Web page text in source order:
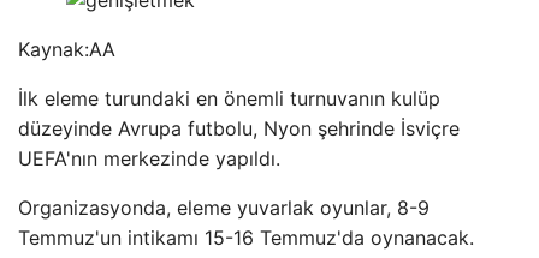
Kaynak:AA
İlk eleme turundaki en önemli turnuvanın kulüp
düzeyinde Avrupa futbolu, Nyon şehrinde İsviçre
UEFA'nın merkezinde yapıldı.
Organizasyonda, eleme yuvarlak oyunlar, 8-9
Temmuz'un intikamı 15-16 Temmuz'da oynanacak.